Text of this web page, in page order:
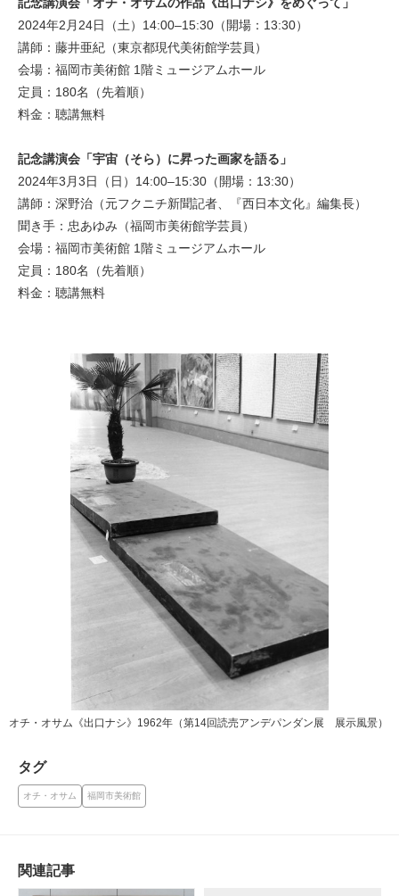
記念講演会「オチ・オサムの作品《出口ナシ》をめぐって」
2024年2月24日（土）14:00–15:30（開場：13:30）
講師：藤井亜紀（東京都現代美術館学芸員）
会場：福岡市美術館 1階ミュージアムホール
定員：180名（先着順）
料金：聴講無料
記念講演会「宇宙（そら）に昇った画家を語る」
2024年3月3日（日）14:00–15:30（開場：13:30）
講師：深野治（元フクニチ新聞記者、『西日本文化』編集長）
聞き手：忠あゆみ（福岡市美術館学芸員）
会場：福岡市美術館 1階ミュージアムホール
定員：180名（先着順）
料金：聴講無料
オチ・オサム《出口ナシ》1962年（第14回読売アンデパンダン展 展示風景）
タグ
オチ・オサム 福岡市美術館
関連記事